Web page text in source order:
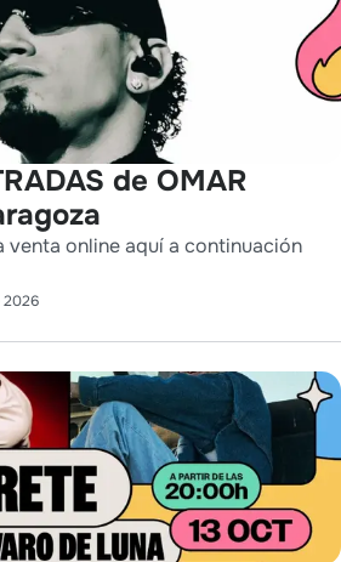
de OMAR
venta online aquí a continuación
2026